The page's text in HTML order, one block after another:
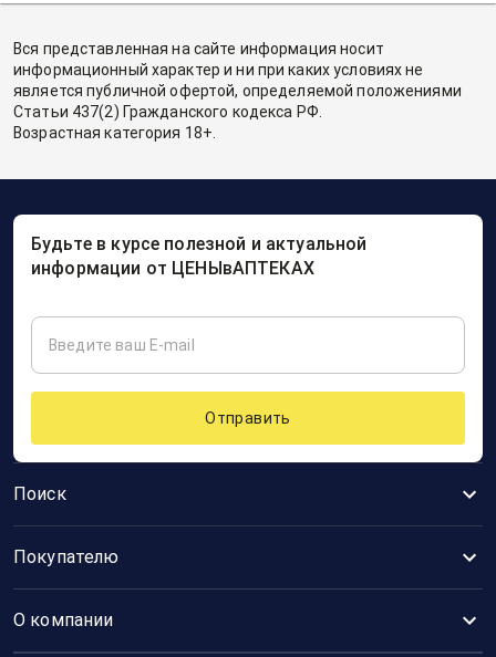
Вся представленная на сайте информация носит
информационный характер и ни при каких условиях не
является публичной офертой, определяемой положениями
Статьи 437(2) Гражданского кодекса РФ.
Возрастная категория 18+.
Поиск
Покупателю
О компании
Будьте в курсе полезной и актуальной
информации от ЦЕНЫвАПТЕКАХ
Отправить